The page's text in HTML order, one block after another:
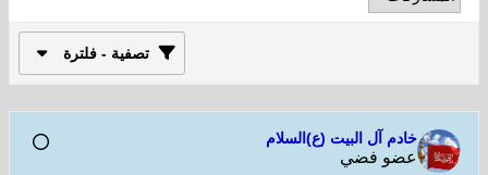
تصفية - فلترة
خادم آل البيت (ع)السلام
عضو فضي